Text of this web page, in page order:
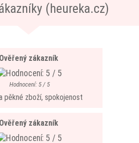
(heureka.cz)
Ověřený zákazník
Hodnocení: 5 / 5
pěkné zboží, spokojenost
Ověřený zákazník